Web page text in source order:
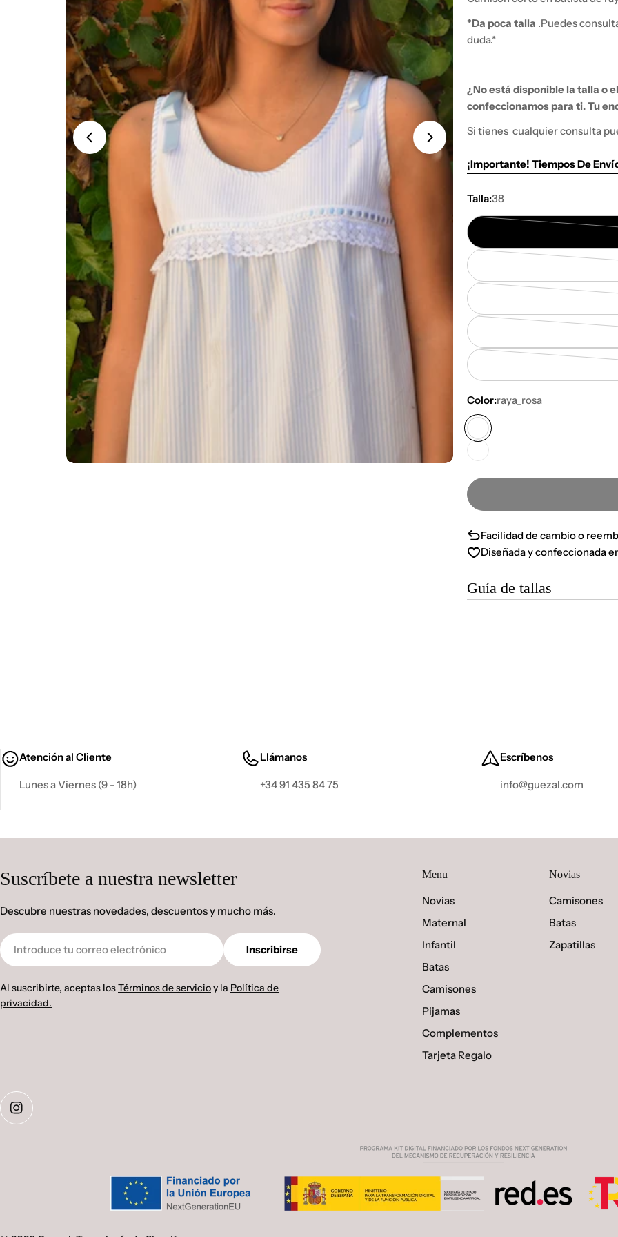
Abrir medios 0 en modal
*Da poca talla .Puedes
duda.*
¿No está disponible la talla o
confeccionamos para ti.Tu
Si tienes cualquier consulta
¡Importante! Tiempos De
Talla:38
Color:raya_rosa
Facilidad de cambio o
Diseñada y confeccionada
Guía de tallas
Atención al Cliente
Lunes a Viernes (9 - 18h)
Llámanos
+34 91 435 84 75
Escríbenos
info@guezal.com
Suscríbete a nuestra newsletter
Descubre nuestras novedades, descuentos y mucho más.
Correo
electrónico
Inscribirse
Al suscribirte, aceptas losTérminos de servicioy la Política de
privacidad.
Menu
Novias
Maternal
Infantil
Batas
Camisones
Pijamas
Complementos
Tarjeta Regalo
Novias
Camisones
Batas
Zapatillas
Instagram